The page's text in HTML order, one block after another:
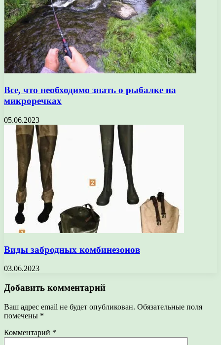
Все, что необходимо знать о рыбалке на
микроречках
05.06.2023
Виды забродных комбинезонов
03.06.2023
Добавить комментарий
Ваш адрес email не будет опубликован. Обязательные поля
помечены *
Комментарий *